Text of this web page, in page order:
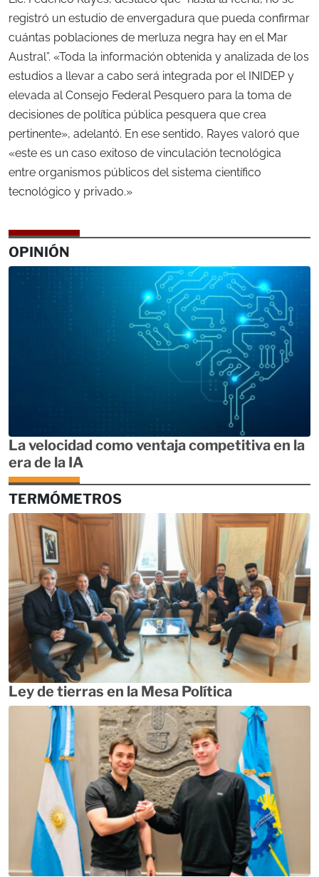
registró un estudio de envergadura que pueda confirmar
cuántas poblaciones de merluza negra hay en el Mar
Austral”. «Toda la información obtenida y analizada de los
estudios a llevar a cabo será integrada por el INIDEP y
elevada al Consejo Federal Pesquero para la toma de
decisiones de política pública pesquera que crea
pertinente», adelantó. En ese sentido, Rayes valoró que
«este es un caso exitoso de vinculación tecnológica
entre organismos públicos del sistema científico
tecnológico y privado.»
OPINIÓN
La velocidad como ventaja competitiva en la
era de la IA
TERMÓMETROS
Ley de tierras en la Mesa Política